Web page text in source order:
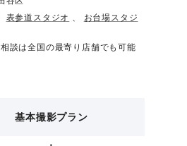
表参道スタジオ
お台場スタジ
談は全国の最寄り店舗でも可能
基本撮影プラン